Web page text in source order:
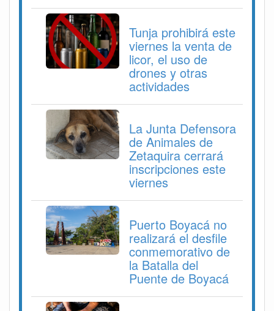
Tunja prohibirá este
viernes la venta de
licor, el uso de
drones y otras
actividades
La Junta Defensora
de Animales de
Zetaquira cerrará
inscripciones este
viernes
Puerto Boyacá no
realizará el desfile
conmemorativo de
la Batalla del
Puente de Boyacá